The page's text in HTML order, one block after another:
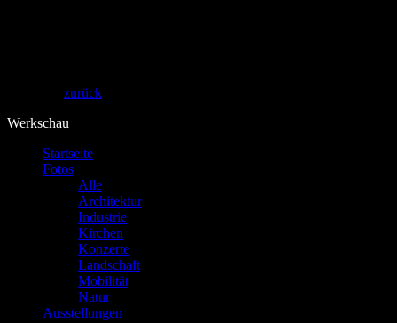
zurück
Werkschau
Startseite
Fotos
Alle
Architektur
Industrie
Kirchen
Konzerte
Landschaft
Mobilität
Natur
Ausstellungen